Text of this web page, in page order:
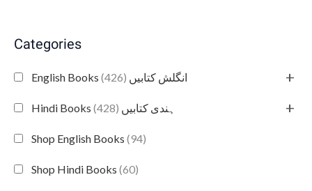
Categories
English Books انگلش کتابیں (426) +
Hindi Books ہندی کتابیں (428) +
Shop English Books (94)
Shop Hindi Books (60)